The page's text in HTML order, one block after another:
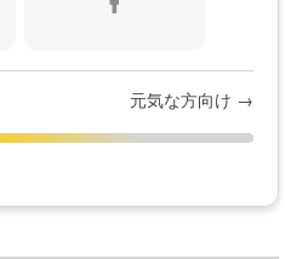
元気な方向け →